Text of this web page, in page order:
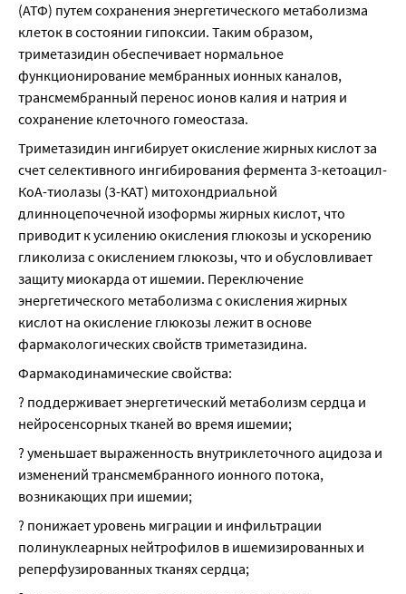
(АТФ) путем сохранения энергетического метаболизма
клеток в состоянии гипоксии. Таким образом,
триметазидин обеспечивает нормальное
функционирование мембранных ионных каналов,
трансмембранный перенос ионов калия и натрия и
сохранение клеточного гомеостаза.
Триметазидин ингибирует окисление жирных кислот за
счет селективного ингибирования фермента 3-кетоацил-
КоА-тиолазы (3-КАТ) митохондриальной
длинноцепочечной изоформы жирных кислот, что
приводит к усилению окисления глюкозы и ускорению
гликолиза с окислением глюкозы, что и обусловливает
защиту миокарда от ишемии. Переключение
энергетического метаболизма с окисления жирных
кислот на окисление глюкозы лежит в основе
фармакологических свойств триметазидина.
Фармакодинамические свойства:
? поддерживает энергетический метаболизм сердца и
нейросенсорных тканей во время ишемии;
? уменьшает выраженность внутриклеточного ацидоза и
изменений трансмембранного ионного потока,
возникающих при ишемии;
? понижает уровень миграции и инфильтрации
полинуклеарных нейтрофилов в ишемизированных и
реперфузированных тканях сердца;